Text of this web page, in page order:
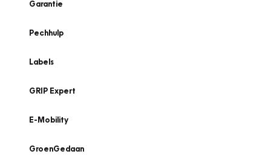
Garantie
Pechhulp
Labels
GRIP Expert
E-Mobility
GroenGedaan